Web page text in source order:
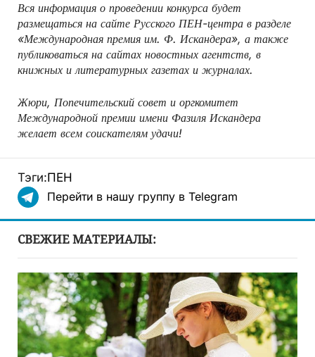
Вся информация о проведении конкурса будет
размещаться на сайте Русского ПЕН-центра в разделе
«Международная премия им. Ф. Искандера», а также
публиковаться на сайтах новостных агентств, в
книжных и литературных газетах и журналах.
Жюри, Попечительский совет и оргкомитет
Международной премии имени Фазиля Искандера
желает всем соискателям удачи!
Тэги:ПЕН
Перейти в нашу группу в Telegram
СВЕЖИЕ МАТЕРИАЛЫ: